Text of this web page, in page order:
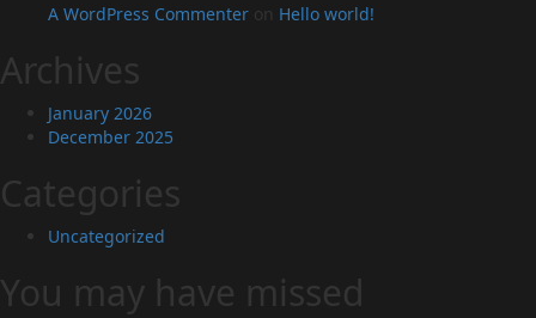
A WordPress Commenter on Hello world!
Archives
January 2026
December 2025
Categories
Uncategorized
You may have missed